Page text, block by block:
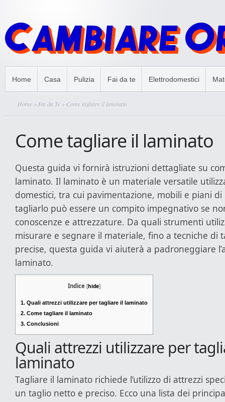
Home Casa Pulizia Fai da te Elettrodomestici
Home » Fai da Te » Come tagliare il laminato
Come tagliare il laminato
Questa guida vi fornirà istruzioni dettagliate su
laminato. Il laminato è un materiale versatile
domestici, tra cui pavimentazione, mobili e piani di
tagliarlo può essere un compito impegnativo se
conoscenze e attrezzature. Da quali strumenti
misurare e segnare il materiale, fino a tecniche di
precise, questa guida vi aiuterà a padroneggiare
laminato.
Indice [hide]
1. Quali attrezzi utilizzare per tagliare il laminato
2. Come tagliare il laminato
3. Conclusioni
Quali attrezzi utilizzare per
laminato
Tagliare il laminato richiede l’utilizzo di attrezzi
un taglio netto e preciso. Ecco una lista dei